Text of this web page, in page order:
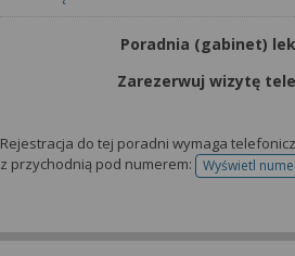
Poradnia (gabinet)
Zarezerwuj wizytę
Rejestracja do tej poradni wymaga
z przychodnią pod numerem:
Wyświetl